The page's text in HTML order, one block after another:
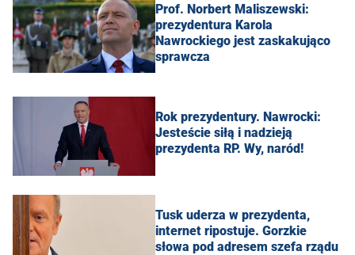
Prof. Norbert Maliszewski:
prezydentura Karola
Nawrockiego jest zaskakująco
sprawcza
Rok prezydentury. Nawrocki:
Jesteście siłą i nadzieją
prezydenta RP. Wy, naród!
Tusk uderza w prezydenta,
internet ripostuje. Gorzkie
słowa pod adresem szefa rządu